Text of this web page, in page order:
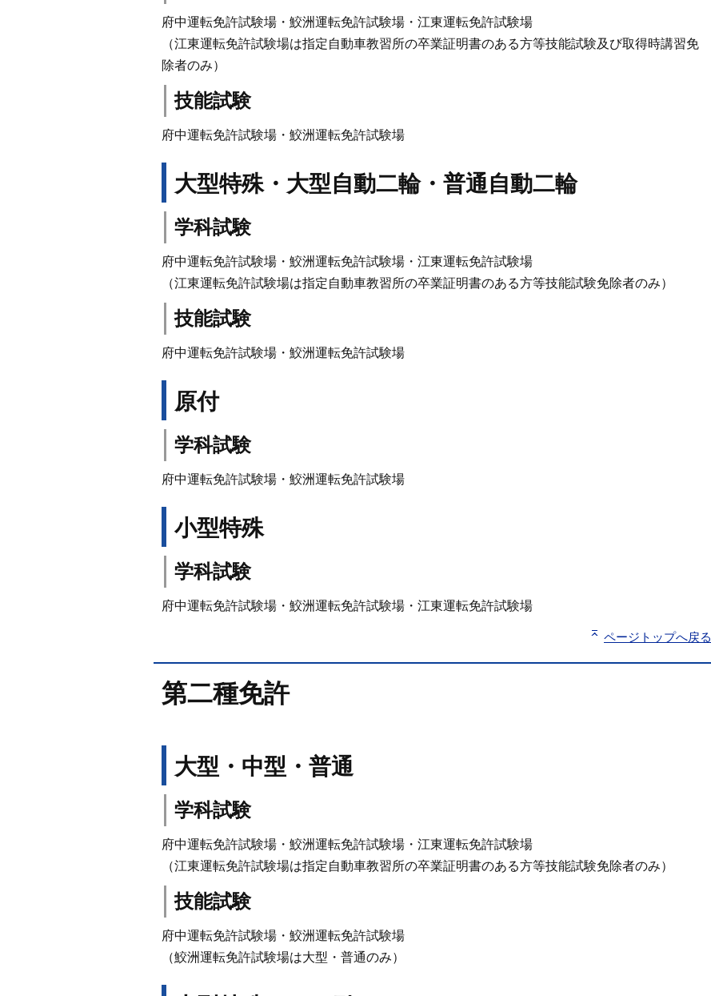
府中運転免許試験場・鮫洲運転免許試験場・江東運転免許試験場
（江東運転免許試験場は指定自動車教習所の卒業証明書のある方等技能試験及び取得時講習免
除者のみ）
技能試験
府中運転免許試験場・鮫洲運転免許試験場
大型特殊・大型自動二輪・普通自動二輪
学科試験
府中運転免許試験場・鮫洲運転免許試験場・江東運転免許試験場
（江東運転免許試験場は指定自動車教習所の卒業証明書のある方等技能試験免除者のみ）
技能試験
府中運転免許試験場・鮫洲運転免許試験場
原付
学科試験
府中運転免許試験場・鮫洲運転免許試験場
小型特殊
学科試験
府中運転免許試験場・鮫洲運転免許試験場・江東運転免許試験場
ページトップへ戻る
第二種免許
大型・中型・普通
学科試験
府中運転免許試験場・鮫洲運転免許試験場・江東運転免許試験場
（江東運転免許試験場は指定自動車教習所の卒業証明書のある方等技能試験免除者のみ）
技能試験
府中運転免許試験場・鮫洲運転免許試験場
（鮫洲運転免許試験場は大型・普通のみ）